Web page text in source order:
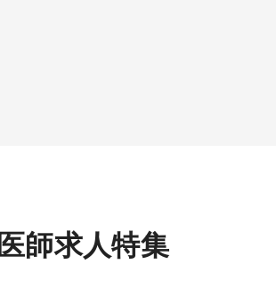
医師求人特集